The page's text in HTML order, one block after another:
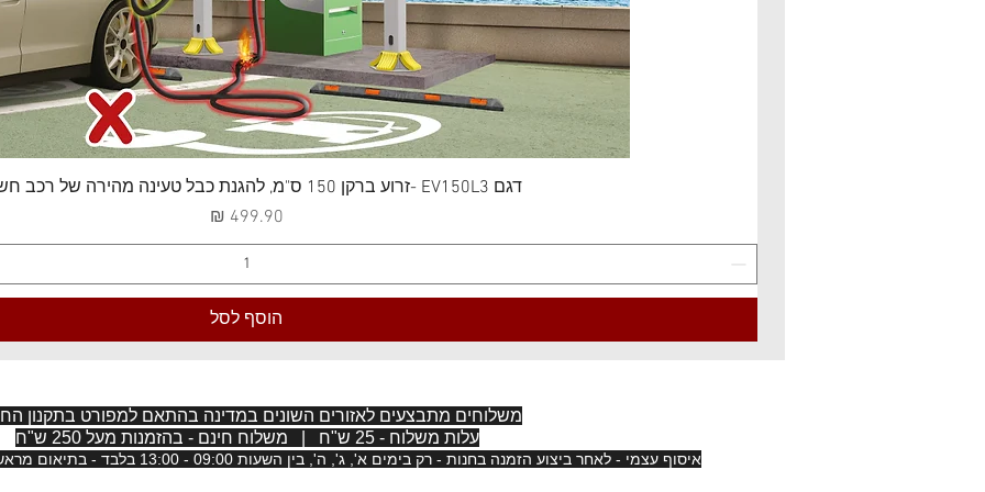
תצוגה מהירה
דגם EV150L3 -זרוע ברקן 150 ס"מ, להגנת כבל טעינה מהירה של רכב חשמלי
מחיר
הוסף לסל
משלוחים מתבצעים לאזורים השונים במדינה בהתאם למפורט בתקנון
עלות משלוח - 25 ש"ח | משלוח חינם - בהזמנות מעל 250 ש"ח
איסוף עצמי - לאחר ביצוע הזמנה בחנות - רק בימים א', ג', ה', בין השעות 09:00 - 13:00 בלבד - בתיאום מראש בכתב בווטסאפ 073-7014484